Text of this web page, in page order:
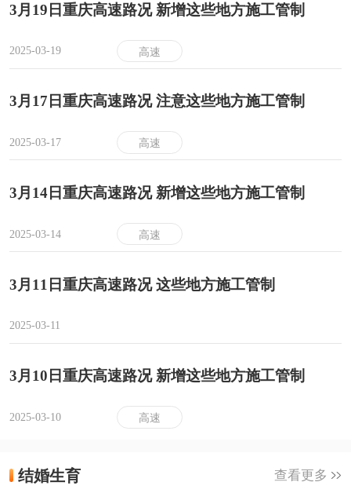
3月19日重庆高速路况 新增这些地方施工管制
2025-03-19 高速
3月17日重庆高速路况 注意这些地方施工管制
2025-03-17 高速
3月14日重庆高速路况 新增这些地方施工管制
2025-03-14 高速
3月11日重庆高速路况 这些地方施工管制
2025-03-11
3月10日重庆高速路况 新增这些地方施工管制
2025-03-10 高速
结婚生育 查看更多